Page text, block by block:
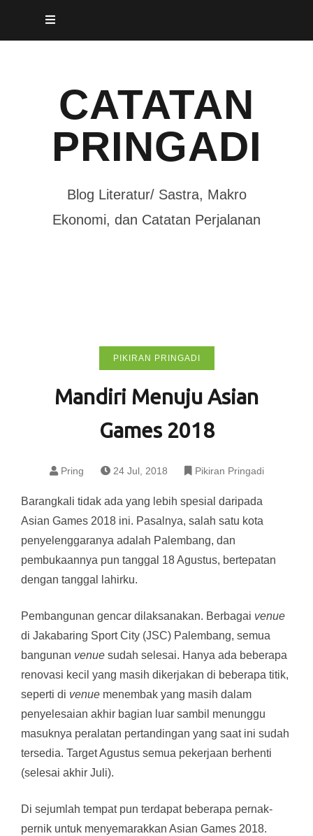
CATATAN
PRINGADI
Blog Literatur/ Sastra, Makro
Ekonomi, dan Catatan Perjalanan
PIKIRAN PRINGADI
Mandiri Menuju Asian
Games 2018
Pring 24 Jul, 2018 Pikiran Pringadi
Barangkali tidak ada yang lebih spesial daripada
Asian Games 2018 ini. Pasalnya, salah satu kota
penyelenggaranya adalah Palembang, dan
pembukaannya pun tanggal 18 Agustus, bertepatan
dengan tanggal lahirku.
Pembangunan gencar dilaksanakan. Berbagai venue
di Jakabaring Sport City (JSC) Palembang, semua
bangunan venue sudah selesai. Hanya ada beberapa
renovasi kecil yang masih dikerjakan di beberapa titik,
seperti di venue menembak yang masih dalam
penyelesaian akhir bagian luar sambil menunggu
masuknya peralatan pertandingan yang saat ini sudah
tersedia. Target Agustus semua pekerjaan berhenti
(selesai akhir Juli).
Di sejumlah tempat pun terdapat beberapa pernak-
pernik untuk menyemarakkan Asian Games 2018.